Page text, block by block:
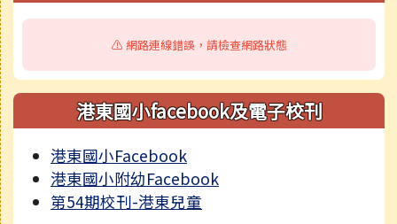
⚠️ 網路連線錯誤，請檢查網路狀態
港東國小facebook及電子校刊
港東國小Facebook
港東國小附幼Facebook
第54期校刊-港東兒童